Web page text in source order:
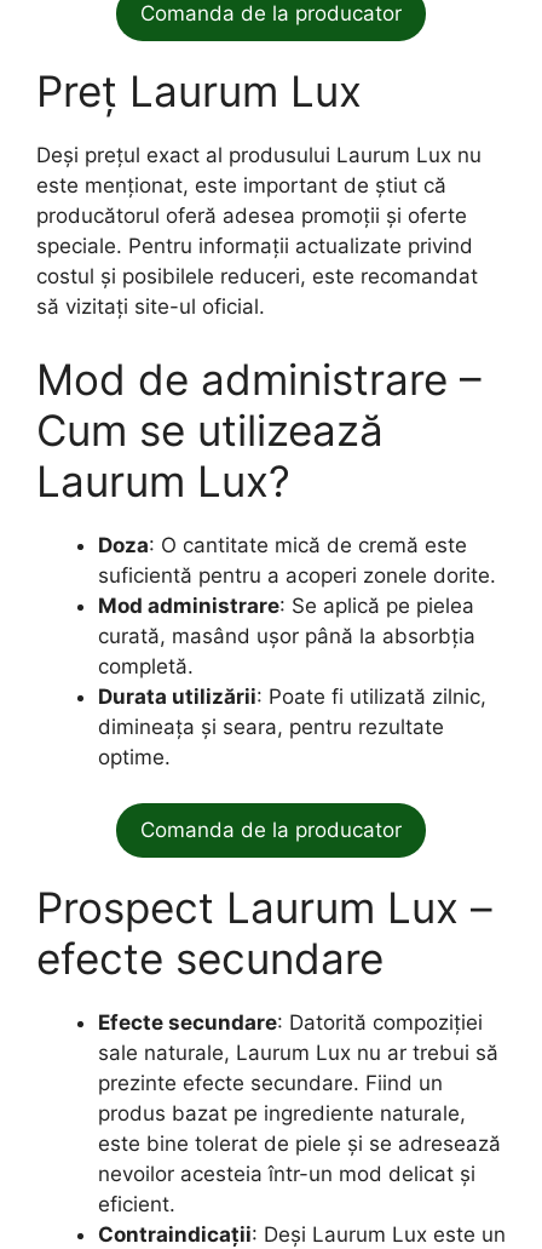
Comanda de la producator
Preț Laurum Lux
Deși prețul exact al produsului Laurum Lux nu
este menționat, este important de știut că
producătorul oferă adesea promoții și oferte
speciale. Pentru informații actualizate privind
costul și posibilele reduceri, este recomandat
să vizitați site-ul oficial.
Mod de administrare –
Cum se utilizează
Laurum Lux?
Doza: O cantitate mică de cremă este
suficientă pentru a acoperi zonele dorite.
Mod administrare: Se aplică pe pielea
curată, masând ușor până la absorbția
completă.
Durata utilizării: Poate fi utilizată zilnic,
dimineața și seara, pentru rezultate
optime.
Comanda de la producator
Prospect Laurum Lux –
efecte secundare
Efecte secundare: Datorită compoziției
sale naturale, Laurum Lux nu ar trebui să
prezinte efecte secundare. Fiind un
produs bazat pe ingrediente naturale,
este bine tolerat de piele și se adresează
nevoilor acesteia într-un mod delicat și
eficient.
Contraindicații: Deși Laurum Lux este un